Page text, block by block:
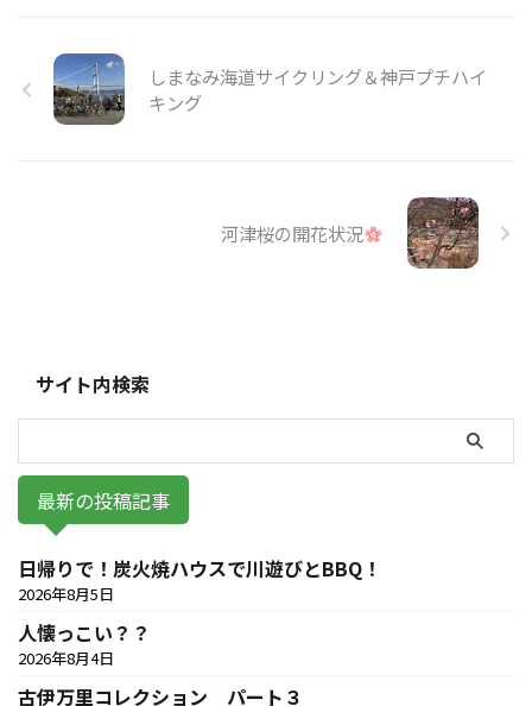
しまなみ海道サイクリング＆神戸プチハイ
キング
河津桜の開花状況
サイト内検索
最新の投稿記事
日帰りで！炭火焼ハウスで川遊びとBBQ！
2026年8月5日
人懐っこい？？
2026年8月4日
古伊万里コレクション パート３